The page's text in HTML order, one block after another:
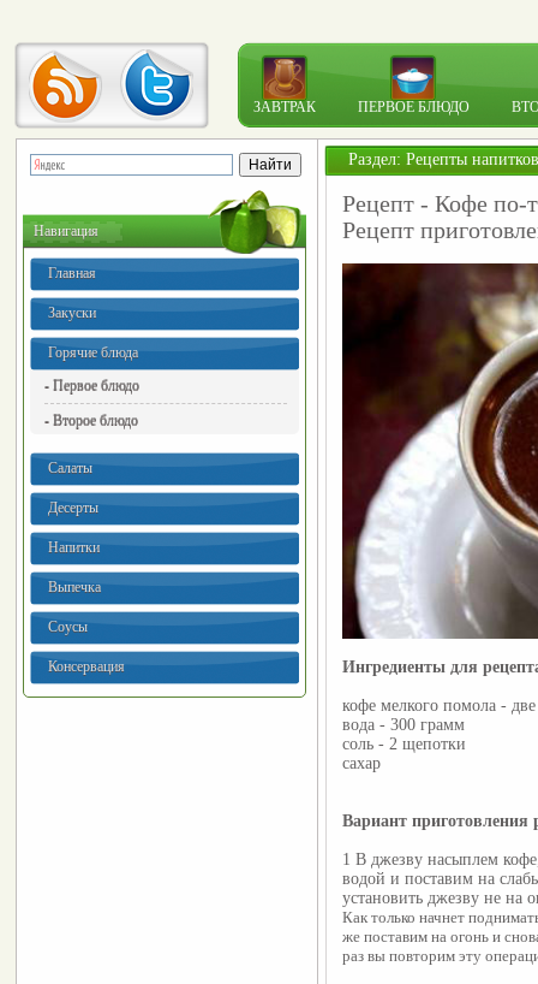
ЗАВТРАК ПЕРВОЕ БЛЮДО
Навигация
Главная
Закуски
Горячие блюда
- Первое блюдо
- Второе блюдо
Салаты
Десерты
Напитки
Выпечка
Соусы
Консервация
Раздел: Рецепты напитков
Рецепт - Кофе по-
Рецепт
Ингредиенты для
кофе мелкого помола -
вода - 300 грамм
соль - 2 щепотки
сахар
Вариант приготовления
1 В джезву насыплем
водой и поставим на
установить джезву не на
Как только начнет
же поставим на огонь и
раз вы повторим эту